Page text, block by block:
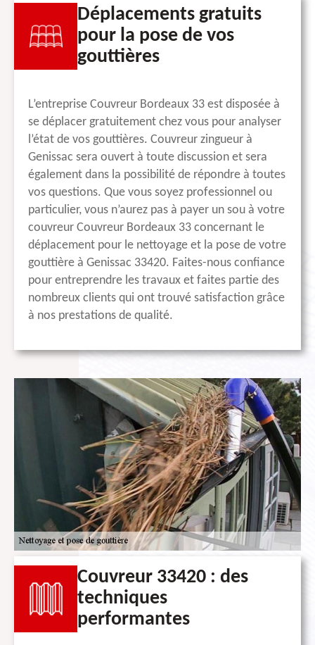
Déplacements gratuits
pour la pose de vos
gouttières
L’entreprise Couvreur Bordeaux 33 est disposée à
se déplacer gratuitement chez vous pour analyser
l’état de vos gouttières. Couvreur zingueur à
Genissac sera ouvert à toute discussion et sera
également dans la possibilité de répondre à toutes
vos questions. Que vous soyez professionnel ou
particulier, vous n’aurez pas à payer un sou à votre
couvreur Couvreur Bordeaux 33 concernant le
déplacement pour le nettoyage et la pose de votre
gouttière à Genissac 33420. Faites-nous confiance
pour entreprendre les travaux et faites partie des
nombreux clients qui ont trouvé satisfaction grâce
à nos prestations de qualité.
Couvreur 33420 : des
techniques
performantes